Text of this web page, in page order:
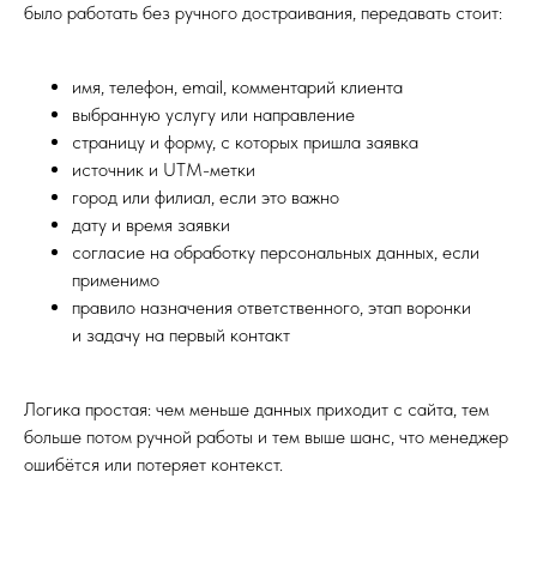
было работать без ручного достраивания, передавать стоит:
имя, телефон, email, комментарий клиента
выбранную услугу или направление
страницу и форму, с которых пришла заявка
источник и UTM-метки
город или филиал, если это важно
дату и время заявки
согласие на обработку персональных данных, если
применимо
правило назначения ответственного, этап воронки
и задачу на первый контакт
Логика простая: чем меньше данных приходит с сайта, тем
больше потом ручной работы и тем выше шанс, что менеджер
ошибётся или потеряет контекст.